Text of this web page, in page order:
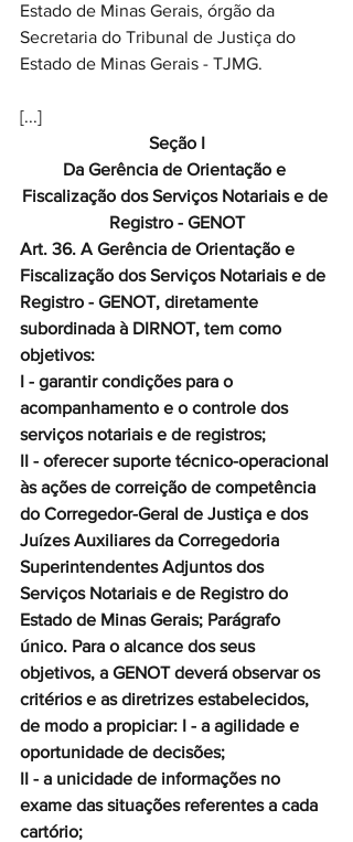
Estado de Minas Gerais, órgão da
Secretaria do Tribunal de Justiça do
Estado de Minas Gerais - TJMG.
[...]
Seção I
Da Gerência de Orientação e
Fiscalização dos Serviços Notariais e de
Registro - GENOT
Art. 36. A Gerência de Orientação e
Fiscalização dos Serviços Notariais e de
Registro - GENOT, diretamente
subordinada à DIRNOT, tem como
objetivos:
I - garantir condições para o
acompanhamento e o controle dos
serviços notariais e de registros;
II - oferecer suporte técnico-operacional
às ações de correição de competência
do Corregedor-Geral de Justiça e dos
Juízes Auxiliares da Corregedoria
Superintendentes Adjuntos dos
Serviços Notariais e de Registro do
Estado de Minas Gerais; Parágrafo
único. Para o alcance dos seus
objetivos, a GENOT deverá observar os
critérios e as diretrizes estabelecidos,
de modo a propiciar: I - a agilidade e
oportunidade de decisões;
II - a unicidade de informações no
exame das situações referentes a cada
cartório;